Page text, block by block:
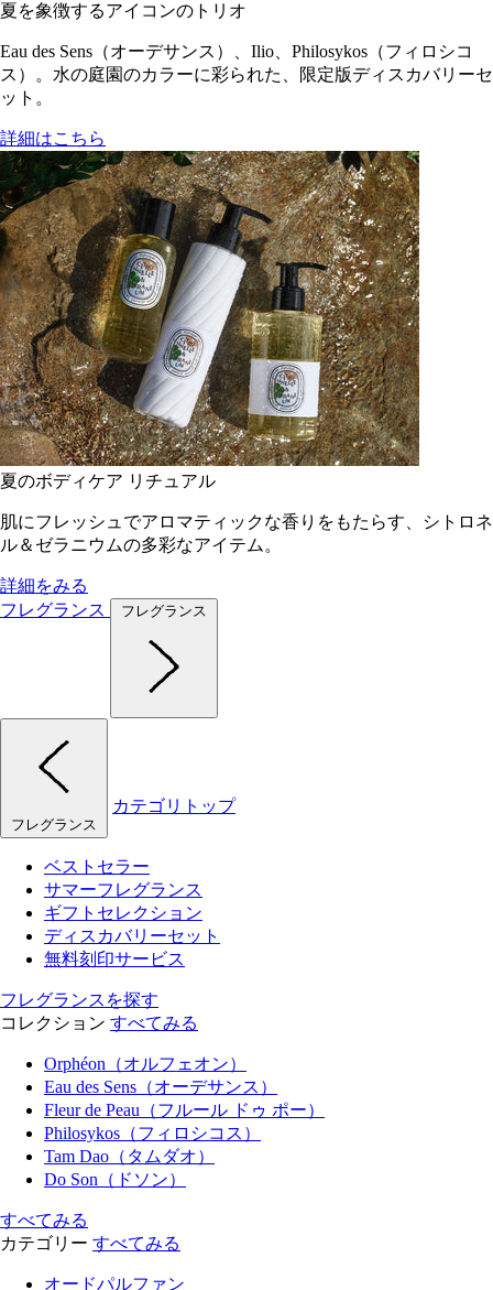
夏を象徴するアイコンのトリオ
Eau des Sens（オーデサンス）、Ilio、Philosykos（フィロシコ
ス）。水の庭園のカラーに彩られた、限定版ディスカバリーセ
ット。
詳細はこちら
夏のボディケア リチュアル
肌にフレッシュでアロマティックな香りをもたらす、シトロネ
ル＆ゼラニウムの多彩なアイテム。
詳細をみる
フレグランス
フレグランス
フレグランス
カテゴリトップ
ベストセラー
サマーフレグランス
ギフトセレクション
ディスカバリーセット
無料刻印サービス
フレグランスを探す
コレクション すべてみる
Orphéon（オルフェオン）
Eau des Sens（オーデサンス）
Fleur de Peau（フルール ドゥ ポー）
Philosykos（フィロシコス）
Tam Dao（タムダオ）
Do Son（ドソン）
すべてみる
カテゴリー すべてみる
オードパルファン